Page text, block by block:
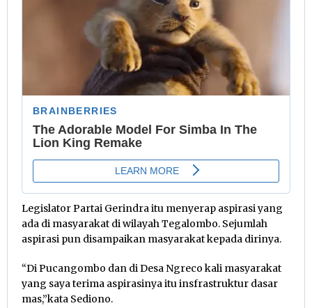
Legislator Partai Gerindra itu menyerap aspirasi yang
ada di masyarakat di wilayah Tegalombo. Sejumlah
aspirasi pun disampaikan masyarakat kepada dirinya.
“Di Pucangombo dan di Desa Ngreco kali masyarakat
yang saya terima aspirasinya itu insfrastruktur dasar
mas,”kata Sediono.